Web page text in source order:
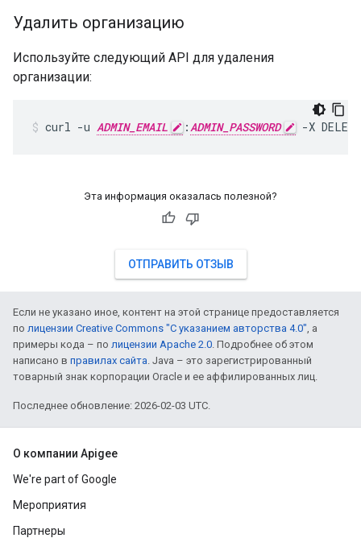
Удалить организацию
Используйте следующий API для удаления
организации:
curl -u ADMIN_EMAIL :ADMIN_PASSWORD -X
Эта информация оказалась полезной?
ОТПРАВИТЬ ОТЗЫВ
Если не указано иное, контент на этой странице предоставляется
по лицензии Creative Commons "С указанием авторства 4.0", а
примеры кода – по лицензии Apache 2.0. Подробнее об этом
написано в правилах сайта. Java – это зарегистрированный
товарный знак корпорации Oracle и ее аффилированных лиц.
Последнее обновление: 2026-02-03 UTC.
О компании Apigee
We're part of Google
Мероприятия
Партнеры